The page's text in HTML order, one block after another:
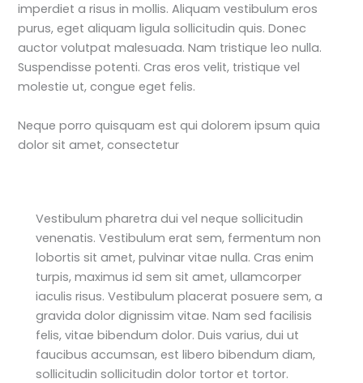
imperdiet a risus in mollis. Aliquam vestibulum eros
purus, eget aliquam ligula sollicitudin quis. Donec
auctor volutpat malesuada. Nam tristique leo nulla.
Suspendisse potenti. Cras eros velit, tristique vel
molestie ut, congue eget felis.
Neque porro quisquam est qui dolorem ipsum quia
dolor sit amet, consectetur
Vestibulum pharetra dui vel neque sollicitudin
venenatis. Vestibulum erat sem, fermentum non
lobortis sit amet, pulvinar vitae nulla. Cras enim
turpis, maximus id sem sit amet, ullamcorper
iaculis risus. Vestibulum placerat posuere sem, a
gravida dolor dignissim vitae. Nam sed facilisis
felis, vitae bibendum dolor. Duis varius, dui ut
faucibus accumsan, est libero bibendum diam,
sollicitudin sollicitudin dolor tortor et tortor.